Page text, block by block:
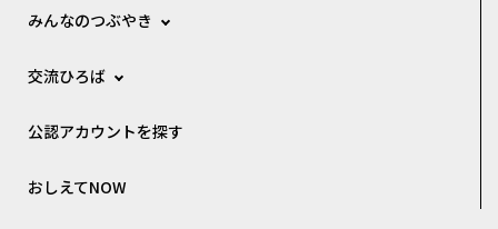
みんなのつぶやき
交流ひろば
公認アカウントを探す
おしえてNOW